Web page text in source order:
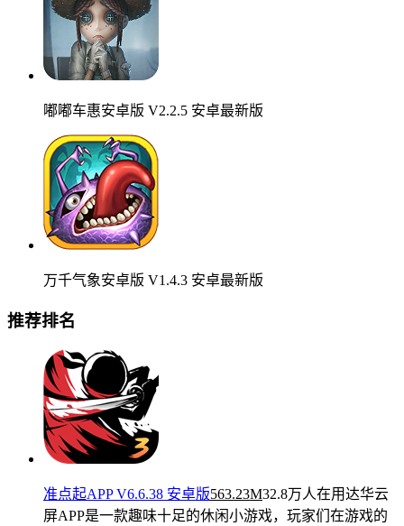
嘟嘟车惠安卓版 V2.2.5 安卓最新版
万千气象安卓版 V1.4.3 安卓最新版
推荐排名
准点起APP V6.6.38 安卓版563.23M32.8万人在用达华云
屏APP是一款趣味十足的休闲小游戏，玩家们在游戏的